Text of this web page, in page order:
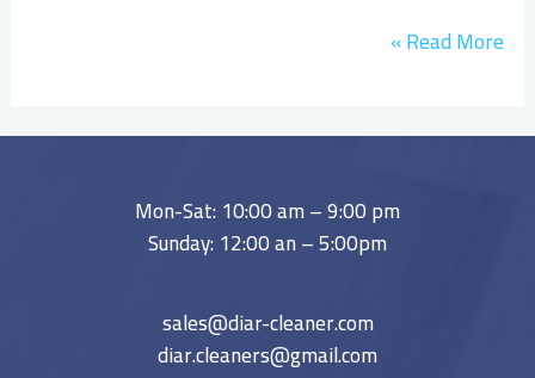
Read More »
Mon-Sat: 10:00 am – 9:00 pm
Sunday: 12:00 an – 5:00pm
sales@diar-cleaner.com
diar.cleaners@gmail.com